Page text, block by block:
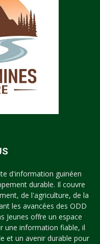
d'information guinéen
durable. Il couvre
de l'agriculture, de la
les avancées des ODD
Jeunes offre un espace
une information fiable, il
et un avenir durable pour